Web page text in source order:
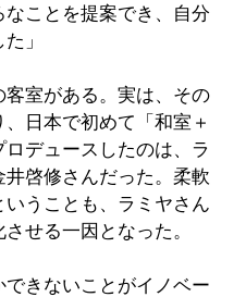
ことを提案でき、自分
」
客室がある。実は、その
日本で初めて「和室＋
デュースしたのは、ラ
啓修さんだった。柔軟
うことも、ラミヤさん
せる一因となった。
きないことがイノベー